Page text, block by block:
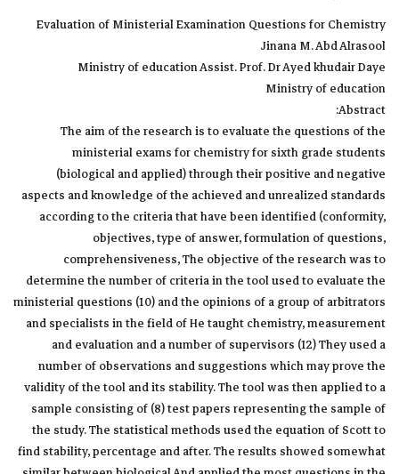
Evaluation of Ministerial Examination Questions for Chemistry
Jinana M. Abd Alrasool
Ministry of education Assist. Prof. Dr Ayed khudair Daye
Ministry of education
Abstract:
The aim of the research is to evaluate the questions of the
ministerial exams for chemistry for sixth grade students
(biological and applied) through their positive and negative
aspects and knowledge of the achieved and unrealized standards
according to the criteria that have been identified (conformity,
objectives, type of answer, formulation of questions,
comprehensiveness, The objective of the research was to
determine the number of criteria in the tool used to evaluate the
ministerial questions (10) and the opinions of a group of arbitrators
and specialists in the field of He taught chemistry, measurement
and evaluation and a number of supervisors (12) They used a
number of observations and suggestions which may prove the
validity of the tool and its stability. The tool was then applied to a
sample consisting of (8) test papers representing the sample of
the study. The statistical methods used the equation of Scott to
find stability, percentage and after. The results showed somewhat